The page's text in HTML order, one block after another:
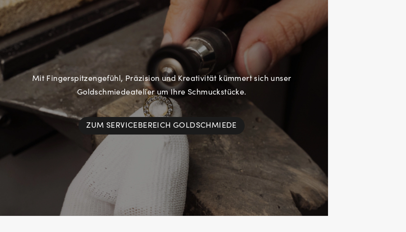
Mit Fingerspitzengefühl, Präzision und Kreativität kümmert sich unser
Goldschmiedeatelier um Ihre Schmuckstücke.
ZUM SERVICEBEREICH GOLDSCHMIEDE